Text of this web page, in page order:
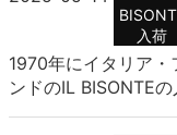
入荷
1970年にイタリア
ンドのIL BISONTE